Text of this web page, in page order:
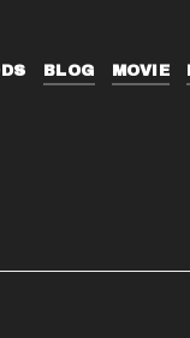
BLOG MOVIE